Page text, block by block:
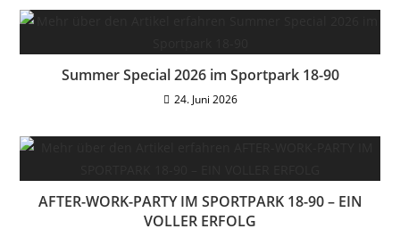
Summer Special 2026 im Sportpark 18-90
24. Juni 2026
AFTER-WORK-PARTY IM SPORTPARK 18-90 – EIN
VOLLER ERFOLG